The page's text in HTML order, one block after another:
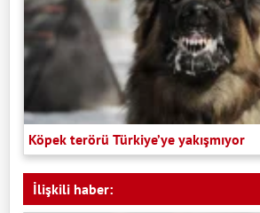
Köpek terörü Türkiye’ye yakışmıyor
İlişkili haber: